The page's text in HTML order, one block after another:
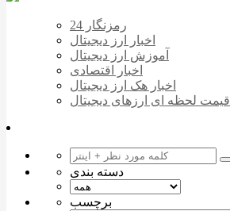
رمزنگار 24
اخبار ارز دیجیتال
آموزش ارز دیجیتال
اخبار اقتصادی
اخبار هک ارز دیجیتال
قیمت لحظه ای ارزهای دیجیتال
دسته بندی
برچسب